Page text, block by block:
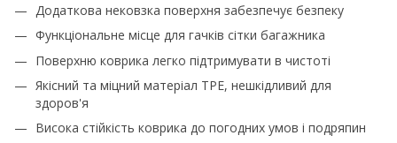
Додаткова нековзка поверхня забезпечує безпеку
Функціональне місце для гачків сітки багажника
Поверхню коврика легко підтримувати в чистоті
Якісний та міцний матеріал TPE, нешкідливий для
здоров'я
Висока стійкість коврика до погодних умов і подряпин